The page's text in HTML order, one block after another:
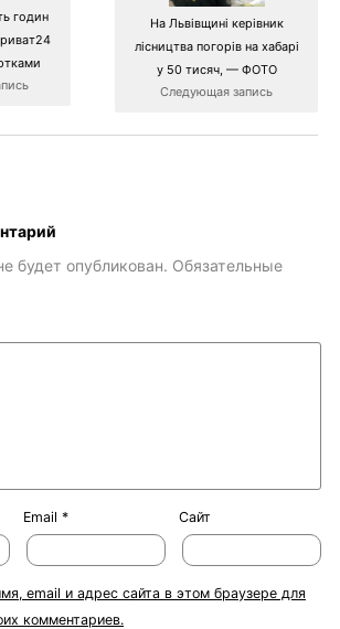
годин
На Львівщині керівник
лісництва погорів на хабарі
у 50 тисяч, — ФОТО
Следующая запись
будет опубликован. Обязательные
Email * Сайт
email и адрес сайта в этом браузере для
комментариев.